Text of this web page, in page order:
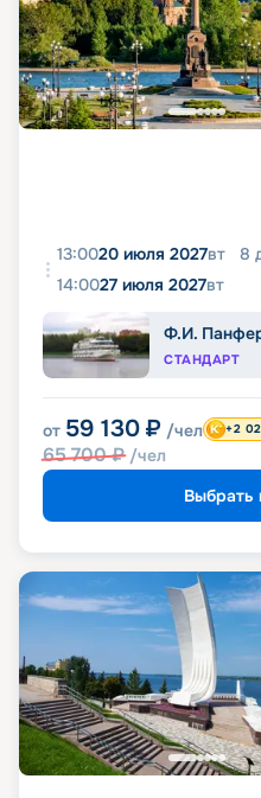
13:0020 июля 2027вт 8
14:0027 июля 2027вт
Ф.И.
СТАНДАРТ
от 59 130 ₽ /чел
65 700₽ /чел
+2
Выбрать